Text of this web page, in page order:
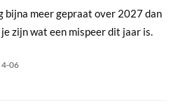
bijna meer gepraat over 2027 dan
zijn wat een mispeer dit jaar is.
4-06